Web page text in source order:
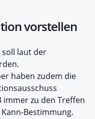
vorstellen
soll laut der
haben zudem die
immer zu den Treffen
Bestimmung.